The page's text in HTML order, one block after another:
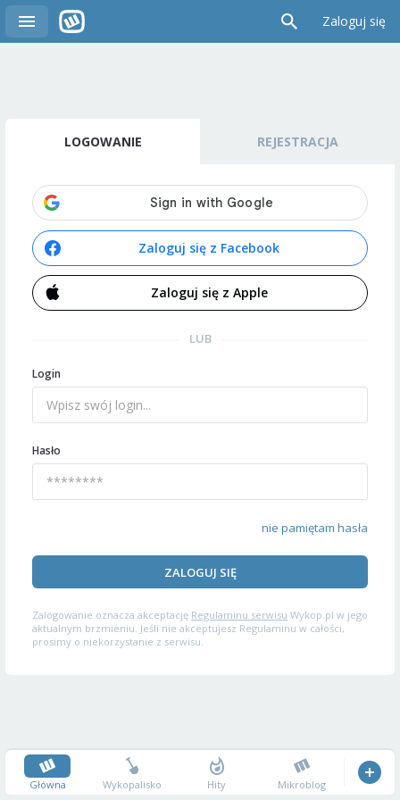
Zaloguj się
LOGOWANIE REJESTRACJA
Zaloguj się z Facebook
Zaloguj się z Apple
LUB
Login
Hasło
nie pamiętam hasła
ZALOGUJ SIĘ
Zalogowanie oznacza akceptację Regulaminu serwisu Wykop.pl w jego
aktualnym brzmieniu. Jeśli nie akceptujesz Regulaminu w całości,
prosimy o niekorzystanie z serwisu.
Główna Wykopalisko Hity Mikroblog